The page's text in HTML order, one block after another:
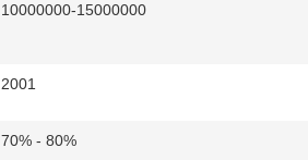
10000000-15000000
2001
70% - 80%